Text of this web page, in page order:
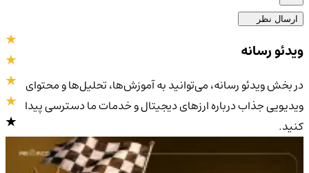
ارسال نظر
4.9/5
ویدئو رسانه
در بخش ویدئو رسانه، می‌توانید به آموزش‌ها، تحلیل‌ها و محتوای
ویدیویی جذاب درباره ارزهای دیجیتال و خدمات ما دسترسی پیدا
کنید.